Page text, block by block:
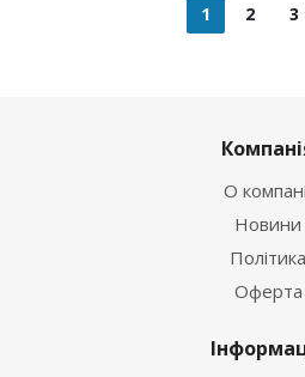
1 2 3
О
Новини
Політика
Оферта